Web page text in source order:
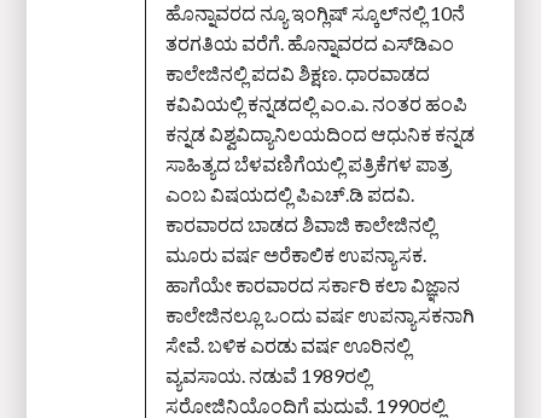
ಹೊನ್ನಾವರದ ನ್ಯೂ ಇಂಗ್ಲಿಷ್ ಸ್ಕೂಲ್‌ನಲ್ಲಿ 10ನೆ
ತರಗತಿಯ ವರೆಗೆ. ಹೊನ್ನಾವರದ ಎಸ್‌ಡಿಎಂ
ಕಾಲೇಜಿನಲ್ಲಿ ಪದವಿ ಶಿಕ್ಷಣ. ಧಾರವಾಡದ
ಕವಿವಿಯಲ್ಲಿ ಕನ್ನಡದಲ್ಲಿ ಎಂ.ಎ. ನಂತರ ಹಂಪಿ
ಕನ್ನಡ ವಿಶ್ವವಿದ್ಯಾನಿಲಯದಿಂದ ಆಧುನಿಕ ಕನ್ನಡ
ಸಾಹಿತ್ಯದ ಬೆಳವಣಿಗೆಯಲ್ಲಿ ಪತ್ರಿಕೆಗಳ ಪಾತ್ರ
ಎಂಬ ವಿಷಯದಲ್ಲಿ ಪಿಎಚ್‌.ಡಿ ಪದವಿ.
ಕಾರವಾರದ ಬಾಡದ ಶಿವಾಜಿ ಕಾಲೇಜಿನಲ್ಲಿ
ಮೂರು ವರ್ಷ ಅರೆಕಾಲಿಕ ಉಪನ್ಯಾಸಕ.
ಹಾಗೆಯೇ ಕಾರವಾರದ ಸರ್ಕಾರಿ ಕಲಾ ವಿಜ್ಞಾನ
ಕಾಲೇಜಿನಲ್ಲೂ ಒಂದು ವರ್ಷ ಉಪನ್ಯಾಸಕನಾಗಿ
ಸೇವೆ. ಬಳಿಕ ಎರಡು ವರ್ಷ ಊರಿನಲ್ಲಿ
ವ್ಯವಸಾಯ. ನಡುವೆ 1989ರಲ್ಲಿ
ಸರೋಜಿನಿಯೊಂದಿಗೆ ಮದುವೆ. 1990ರಲ್ಲಿ